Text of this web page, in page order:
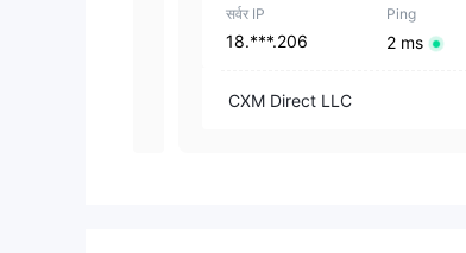
सर्वर IP
18.***.206
Ping
2 ms
CXM Direct LLC